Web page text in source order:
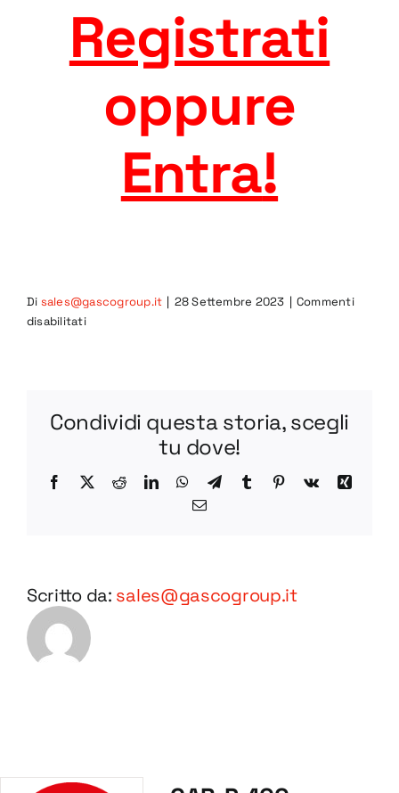
Registrati
oppure
Entra!
Di sales@gascogroup.it | 28 Settembre 2023 | Commenti
disabilitatisu
Condividi questa storia, scegli
tu dove!
Facebook
X RedditLinkedInWhatsApp
TelegramTumblr Pinterest
Vk
Xing
Email
Scritto da: sales@gascogroup.it